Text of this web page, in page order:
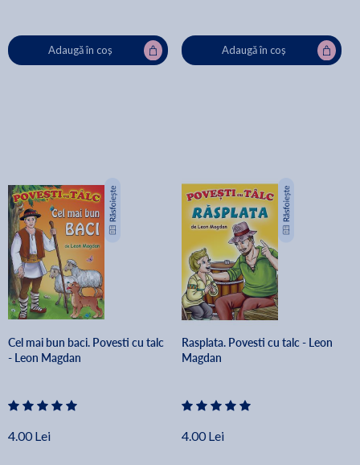
Adaugă în coș Adaugă în coș
Cel mai bun baci. Povesti cu talc
- Leon Magdan
4.00 Lei
Rasplata. Povesti cu talc - Leon
Magdan
4.00 Lei